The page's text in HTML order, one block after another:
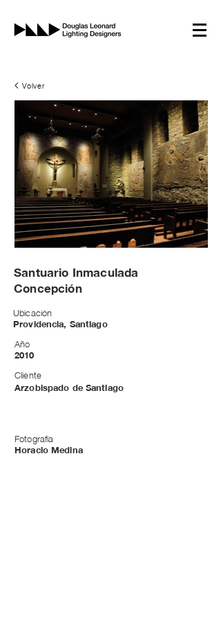
Volver
Santuario Inmaculada
Concepción
Ubicación
Providencia, Santiago
Año
2010
Cliente
Arzobispado de Santiago
Fotografía
Horacio Medina